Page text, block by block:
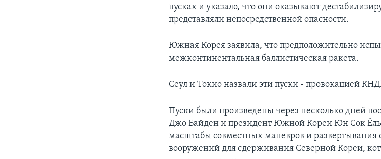
пусках и указало, что они оказывают
представляли непосредственной опасности.
Южная Корея заявила, что предположительно
межконтинентальная баллистическая ракета.
Сеул и Токио назвали эти пуски - провокацией
Пуски были произведены через несколько дней
Джо Байден и президент Южной Кореи Юн Сок Ёль
масштабы совместных маневров и развертывания
вооружений для сдерживания Северной Кореи,